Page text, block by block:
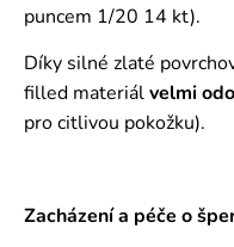
puncem 1/20 14 kt).
Díky silné zlaté
filled materiálvelmi
pro citlivou pokožku).
Zacházení a péče o